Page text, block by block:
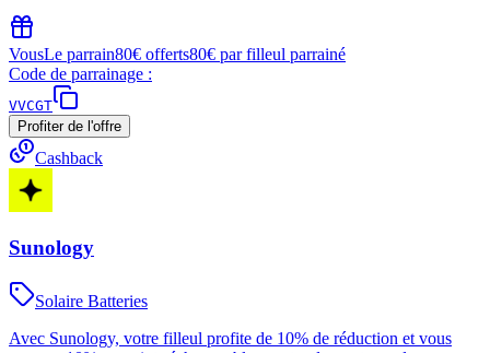
VousLe parrain80€ offerts80€ par filleul parrainé
Code de parrainage :
VVCGT
Profiter de l'offre
Cashback
Sunology
Solaire Batteries
Avec Sunology, votre filleul profite de 10% de réduction et vous